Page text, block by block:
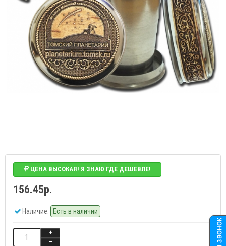
ЦЕНА ВЫСОКАЯ! Я ЗНАЮ ГДЕ ДЕШЕВЛЕ!
156.45р.
Наличие: Есть в наличии